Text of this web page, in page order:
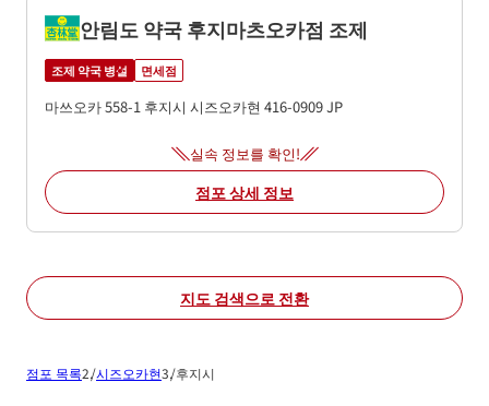
안림도 약국 후지마츠오카점 조제
조제 약국 병설 면세점
마쓰오카 558-1 후지시 시즈오카현 416-0909JP
실속 정보를 확인!
점포 상세 정보
지도 검색으로 전환
점포 목록 시즈오카현 후지시